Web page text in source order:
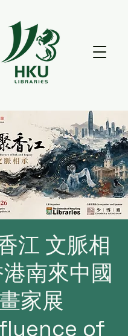
江 文脈相
南來中國
家展
of